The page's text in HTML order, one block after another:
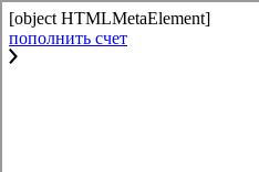
[object HTMLMetaElement]
пополнить счет